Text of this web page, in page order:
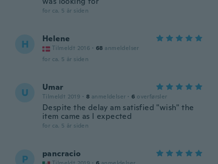
for ca. 5 år siden
H Helene
Tilmeldt 2016 · 68 anmeldelser
for ca. 5 år siden
U Umar
Tilmeldt 2019 · 8 anmeldelser · 6 overførsler
Despite the delay am satisfied "wish" the
item came as I expected
for ca. 5 år siden
P pancracio